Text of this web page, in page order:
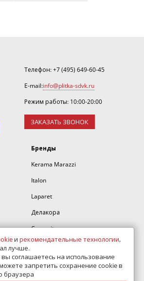
Телефон:+7 (495) 649-60-45
E-mail:info@plitka-sdvk.ru
Режим работы: 10:00-20:00
ЗАКАЗАТЬ ЗВОНОК
Бренды
Kerama Marazzi
Italon
Laparet
Делакора
Cersanit
AltaCera
Alma Ceramica
Estima
и рекомендательные технологии,
лучше.
соглашаетесь на использование
запретить сохранение cookie в
браузера